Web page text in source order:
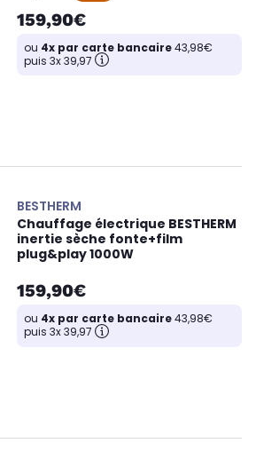
159,90€
ou 4x par carte bancaire43,98€
puis 3x 39,97
BESTHERM
Chauffage électrique BESTHERM
inertie sèche fonte+film
plug&play 1000W
159,90€
ou 4x par carte bancaire43,98€
puis 3x 39,97